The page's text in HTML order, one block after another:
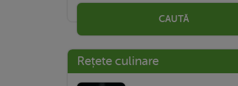
CAUTĂ
Rețete culinare